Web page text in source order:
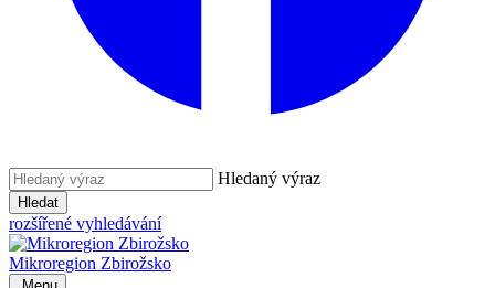
Hledaný výraz
Hledat
rozšířené vyhledávání
Mikroregion Zbirožsko